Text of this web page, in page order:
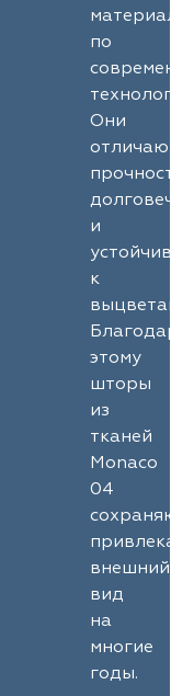
по
Они
и
к
Благодаря
этому
шторы
из
тканей
Monaco
04
сохраняют
внешний
вид
на
многие
годы.